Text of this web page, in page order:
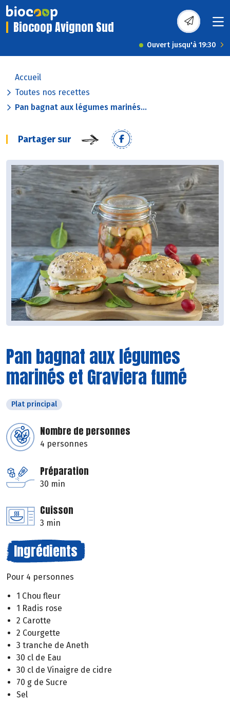
Biocoop Avignon Sud
Ouvert jusqu'à 19:30
Accueil
Toutes nos recettes
Pan bagnat aux légumes marinés...
Partager sur
Pan bagnat aux légumes
marinés et Graviera fumé
Plat principal
Nombre de personnes
4 personnes
Préparation
30 min
Cuisson
3 min
Ingrédients
Pour 4 personnes
1 Chou fleur
1 Radis rose
2 Carotte
2 Courgette
3 tranche de Aneth
30 cl de Eau
30 cl de Vinaigre de cidre
70 g de Sucre
Sel